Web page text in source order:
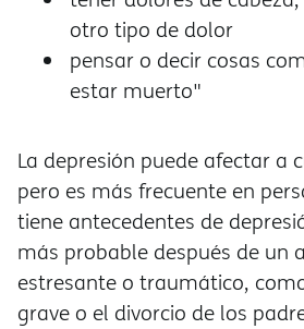
otro tipo de dolor
pensar o decir cosas
estar muerto"
La depresión puede afectar a
pero es más frecuente en
tiene antecedentes de
más probable después de un
estresante o traumático,
grave o el divorcio de los